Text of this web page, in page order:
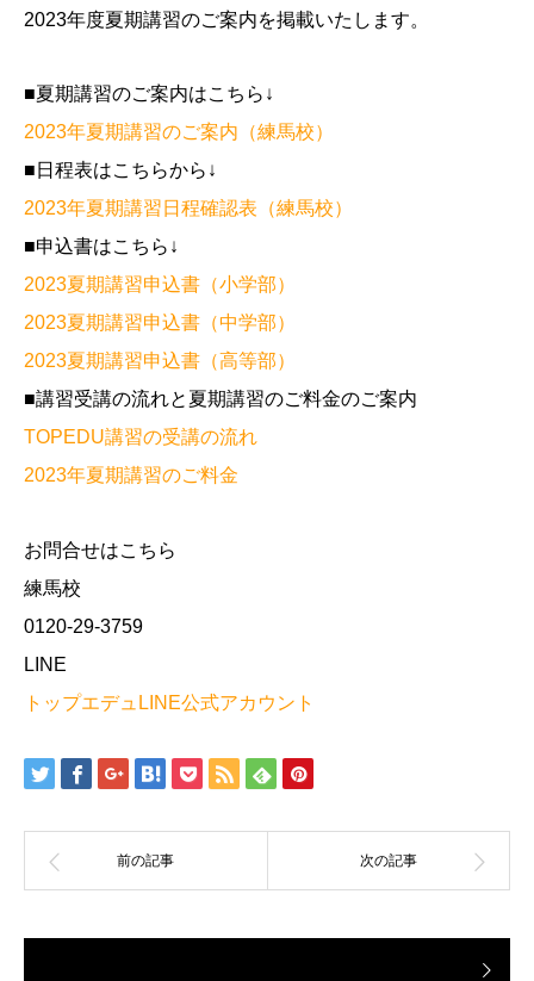
2023年度夏期講習のご案内を掲載いたします。
■夏期講習のご案内はこちら↓
2023年夏期講習のご案内（練馬校）
■日程表はこちらから↓
2023年夏期講習日程確認表（練馬校）
■申込書はこちら↓
2023夏期講習申込書（小学部）
2023夏期講習申込書（中学部）
2023夏期講習申込書（高等部）
■講習受講の流れと夏期講習のご料金のご案内
TOPEDU講習の受講の流れ
2023年夏期講習のご料金
お問合せはこちら
練馬校
0120-29-3759
LINE
トップエデュLINE公式アカウント